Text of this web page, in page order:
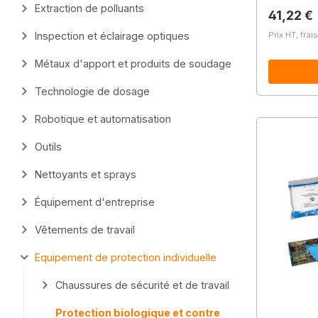
Extraction de polluants
Inspection et éclairage optiques
Métaux d'apport et produits de soudage
Technologie de dosage
Robotique et automatisation
Outils
Nettoyants et sprays
Équipement d'entreprise
Vêtements de travail
Equipement de protection individuelle
Chaussures de sécurité et de travail
Protection biologique et contre
Prix
41,22 €
Prix HT,